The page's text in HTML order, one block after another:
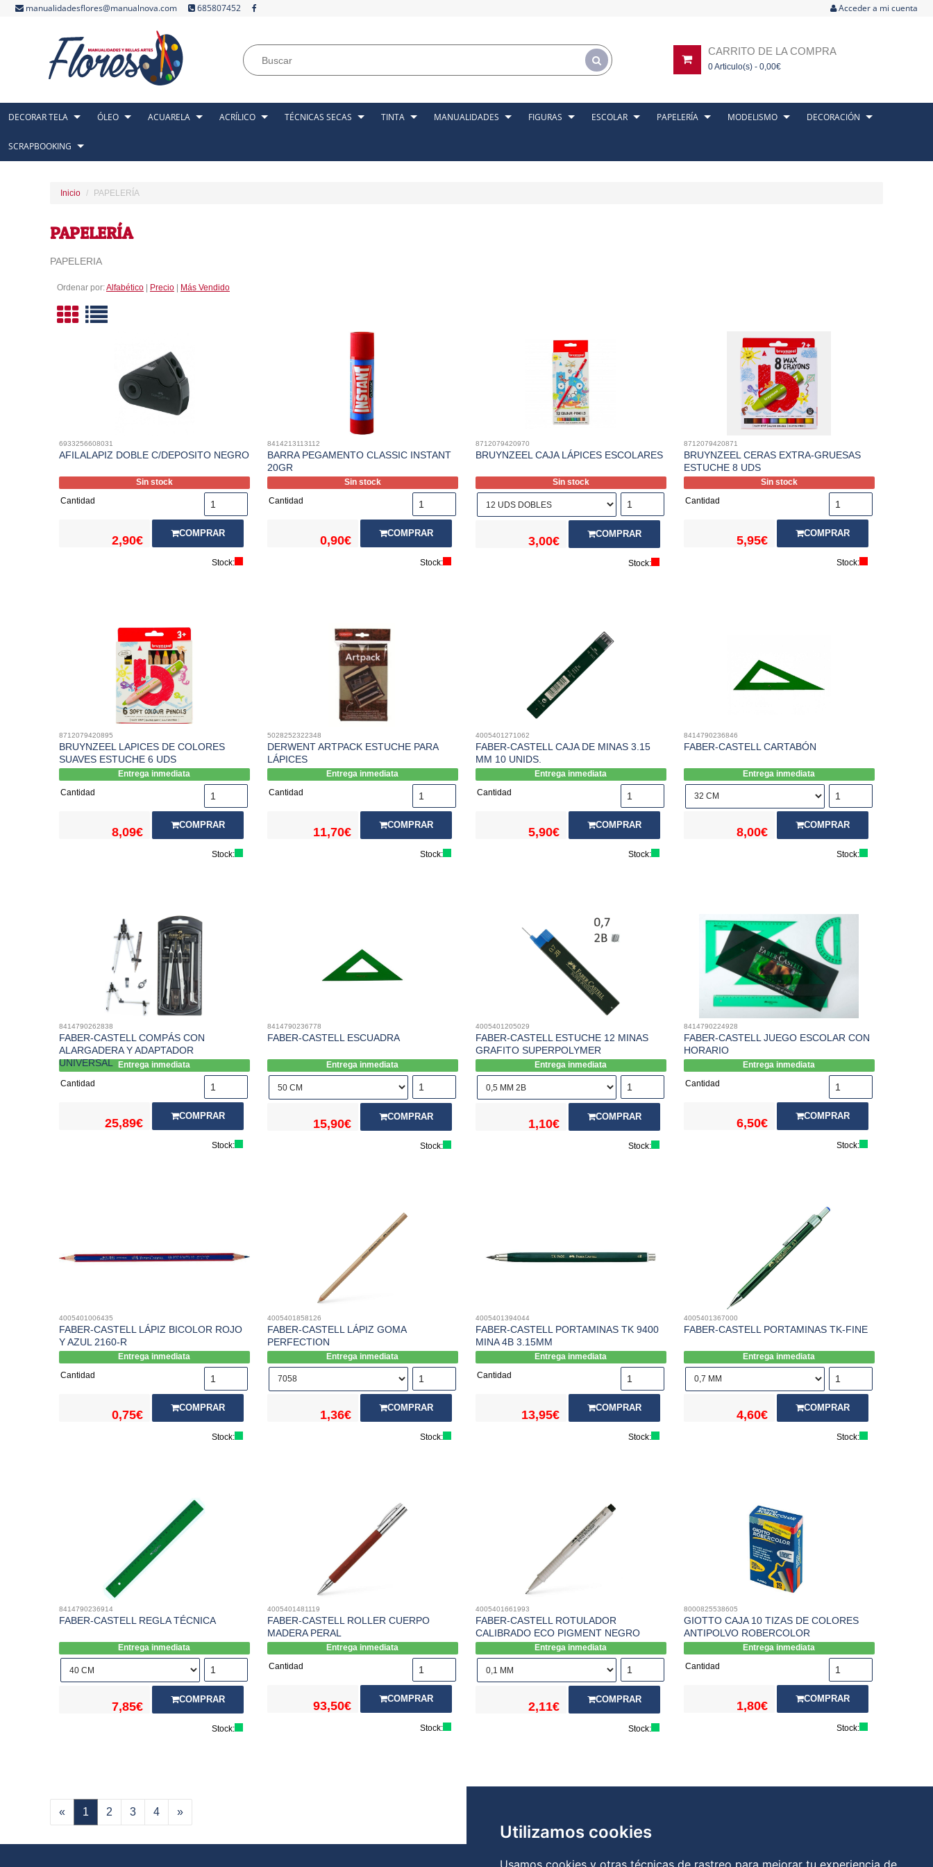
Utilizamos cookies
Usamos cookies y otras técnicas de rastreo para mejorar tu experiencia de
manualidadesflores@manualnova.com 685807452 Acceder a mi cuenta
CARRITO DE LA COMPRA
0Articulo(s) - 0,00€
DECORAR TELA ÓLEO ACUARELA ACRÍLICO TÉCNICAS SECAS TINTA MANUALIDADES FIGURAS ESCOLAR PAPELERÍA MODELISMO DECORACIÓN
SCRAPBOOKING
Inicio PAPELERÍA
PAPELERÍA
PAPELERIA
Ordenar por:Alfabético Precio Más Vendido
6933256608031
AFILALAPIZ DOBLE C/DEPOSITO NEGRO
Sin stock
Cantidad
2,90€
COMPRAR
Stock:
8414213113112
BARRA PEGAMENTO CLASSIC INSTANT
20GR
Sin stock
Cantidad
0,90€
COMPRAR
Stock:
8712079420970
BRUYNZEEL CAJA LÁPICES ESCOLARES
Sin stock
3,00€
COMPRAR
Stock:
8712079420871
BRUYNZEEL CERAS EXTRA-GRUESAS
ESTUCHE 8 UDS
Sin stock
Cantidad
5,95€
COMPRAR
Stock:
8712079420895
BRUYNZEEL LAPICES DE COLORES
SUAVES ESTUCHE 6 UDS
Entrega inmediata
Cantidad
8,09€
COMPRAR
Stock:
5028252322348
DERWENT ARTPACK ESTUCHE PARA
LÁPICES
Entrega inmediata
Cantidad
11,70€
COMPRAR
Stock:
4005401271062
FABER-CASTELL CAJA DE MINAS 3.15
MM 10 UNIDS.
Entrega inmediata
Cantidad
5,90€
COMPRAR
Stock:
8414790236846
FABER-CASTELL CARTABÓN
Entrega inmediata
8,00€
COMPRAR
Stock:
8414790262838
FABER-CASTELL COMPÁS CON
ALARGADERA Y ADAPTADOR
UNIVERSAL
Entrega inmediata
Cantidad
25,89€
COMPRAR
Stock:
8414790236778
FABER-CASTELL ESCUADRA
Entrega inmediata
15,90€
COMPRAR
Stock:
4005401205029
FABER-CASTELL ESTUCHE 12 MINAS
GRAFITO SUPERPOLYMER
Entrega inmediata
1,10€
COMPRAR
Stock:
8414790224928
FABER-CASTELL JUEGO ESCOLAR CON
HORARIO
Entrega inmediata
Cantidad
6,50€
COMPRAR
Stock:
4005401006435
FABER-CASTELL LÁPIZ BICOLOR ROJO
Y AZUL 2160-R
Entrega inmediata
Cantidad
0,75€
COMPRAR
Stock:
4005401858126
FABER-CASTELL LÁPIZ GOMA
PERFECTION
Entrega inmediata
1,36€
COMPRAR
Stock:
4005401394044
FABER-CASTELL PORTAMINAS TK 9400
MINA 4B 3.15MM
Entrega inmediata
Cantidad
13,95€
COMPRAR
Stock:
4005401367000
FABER-CASTELL PORTAMINAS TK-FINE
Entrega inmediata
4,60€
COMPRAR
Stock:
8414790236914
FABER-CASTELL REGLA TÉCNICA
Entrega inmediata
7,85€
COMPRAR
Stock:
4005401481119
FABER-CASTELL ROLLER CUERPO
MADERA PERAL
Entrega inmediata
Cantidad
93,50€
COMPRAR
Stock:
4005401661993
FABER-CASTELL ROTULADOR
CALIBRADO ECO PIGMENT NEGRO
Entrega inmediata
2,11€
COMPRAR
Stock:
8000825538605
GIOTTO CAJA 10 TIZAS DE COLORES
ANTIPOLVO ROBERCOLOR
Entrega inmediata
Cantidad
1,80€
COMPRAR
Stock:
« 1 2 3 4 »